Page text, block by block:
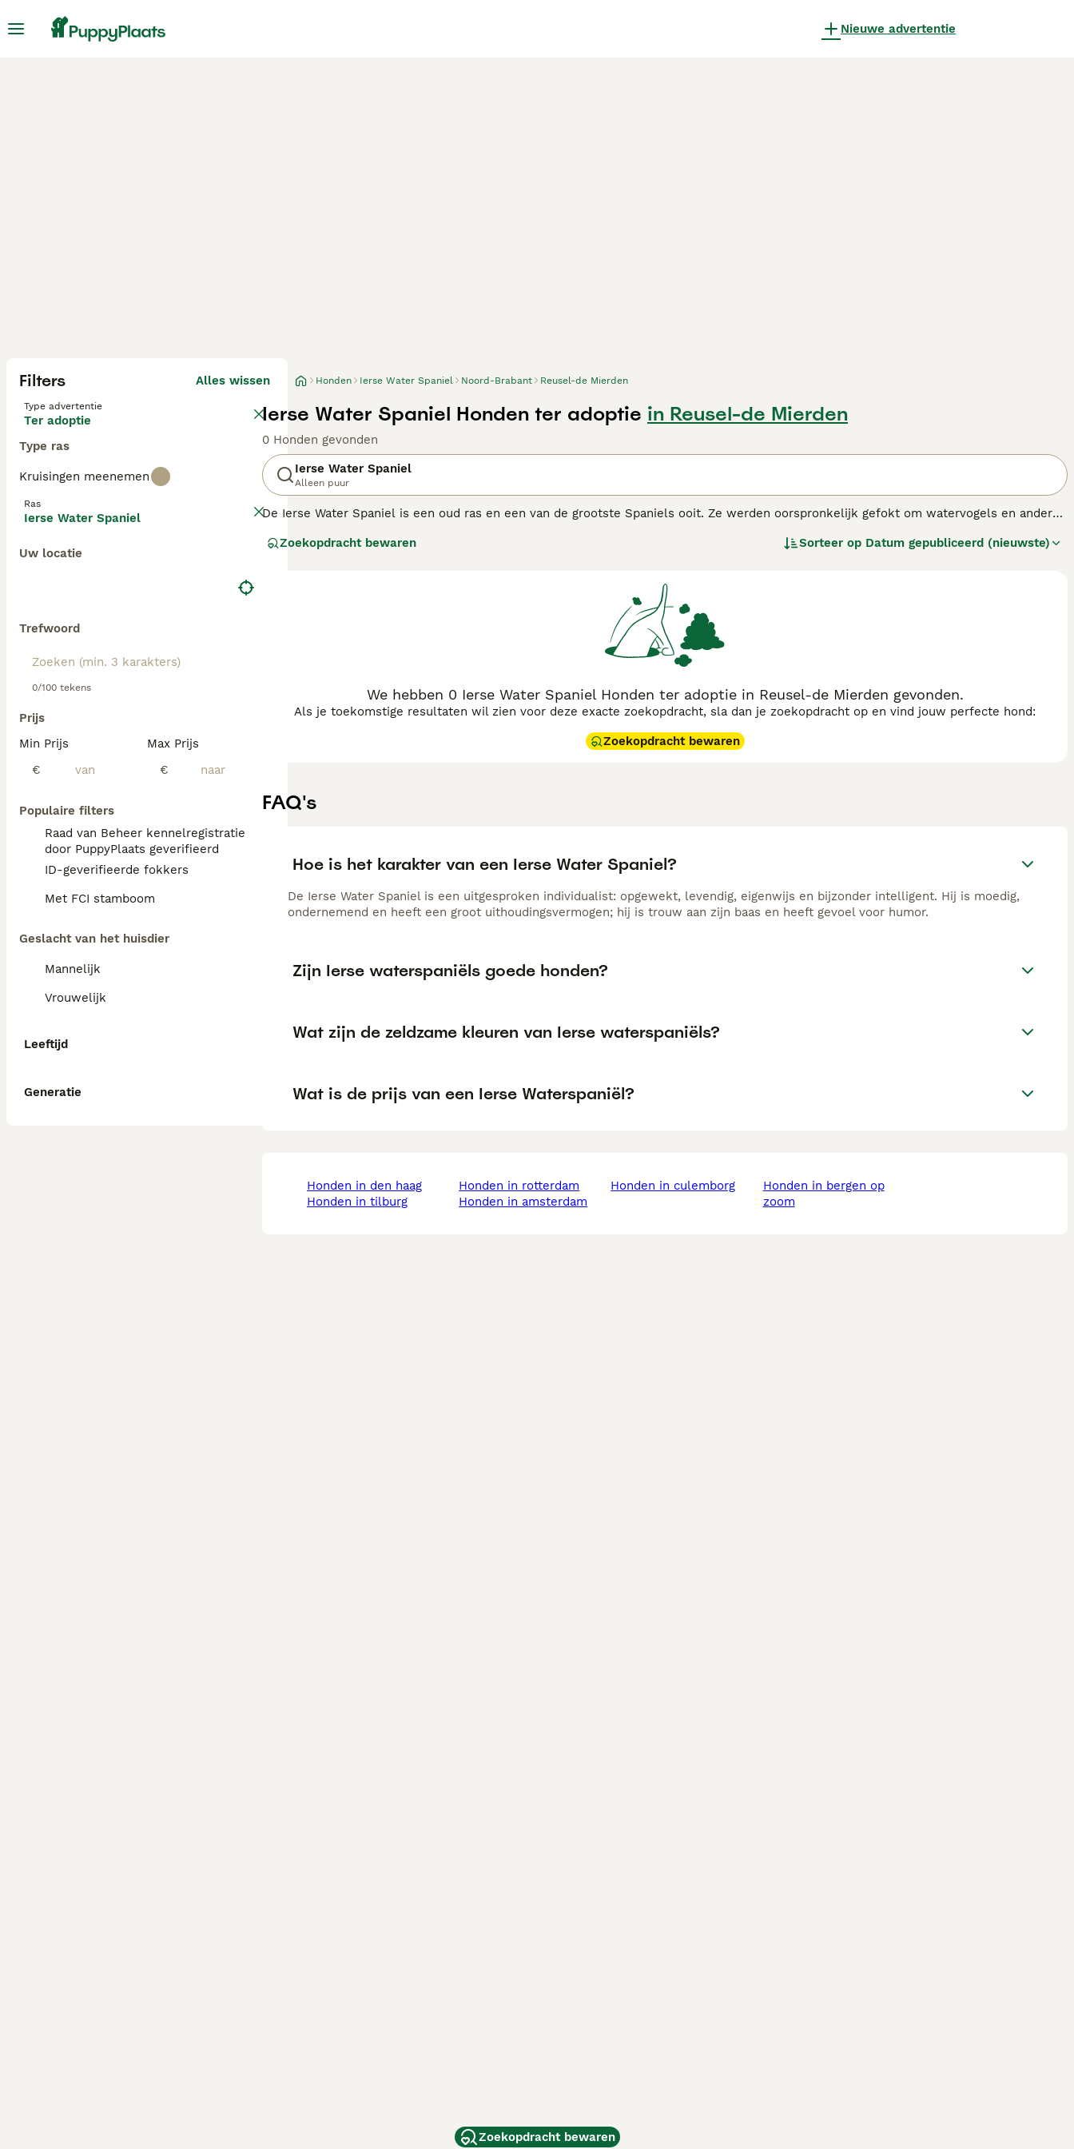
Nieuwe advertentie
Filters Alles wissen
Type advertentie
Ter adoptie
Type ras
Kruisingen meenemen
Ras
Ierse Water Spaniel
Uw locatie
Trefwoord
0/100 tekens
Prijs
Min Prijs
€
Max Prijs
€
Populaire filters
Raad van Beheer kennelregistratie
door PuppyPlaats geverifieerd
ID-geverifieerde fokkers
Met FCI stamboom
Geslacht van het huisdier
Mannelijk
Vrouwelijk
Leeftijd
Generatie
Honden Ierse Water Spaniel Noord-Brabant Reusel-de Mierden
Ierse Water Spaniel Honden ter adoptie in Reusel-de Mierden
0 Honden gevonden
Ierse Water Spaniel
Alleen puur
De Ierse Water Spaniel is een oud ras en een van de grootste Spaniels ooit. Ze werden oorspronkelijk gefokt om watervogels en ander
hele lichaam bedekken. Deze vacht hebben ze niet bij de snuit, de voorkant van de hals, en het grootste deel van de staart, wat bijdraagt
voor informatie over dit hondenras.
Zoekopdracht bewaren Sorteer op Datum gepubliceerd (nieuwste)
We hebben 0 Ierse Water Spaniel Honden ter adoptie in Reusel-de Mierden gevonden.
Als je toekomstige resultaten wil zien voor deze exacte zoekopdracht, sla dan je zoekopdracht op en vind jouw perfecte hond:
Zoekopdracht bewaren
FAQ's
Hoe is het karakter van een Ierse Water Spaniel?
De Ierse Water Spaniel is een uitgesproken individualist: opgewekt, levendig, eigenwijs en bijzonder intelligent. Hij is moedig,
ondernemend en heeft een groot uithoudingsvermogen; hij is trouw aan zijn baas en heeft gevoel voor humor.
Zijn Ierse waterspaniëls goede honden?
Wat zijn de zeldzame kleuren van Ierse waterspaniëls?
Wat is de prijs van een Ierse Waterspaniël?
honden in den haag
honden in tilburg
honden in rotterdam
honden in amsterdam
honden in culemborg
honden in bergen op
zoom
Zoekopdracht bewaren